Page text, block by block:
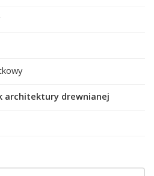
architektury drewnianej